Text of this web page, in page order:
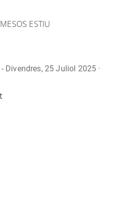
ESTIU
Divendres, 25 Juliol 2025 ·